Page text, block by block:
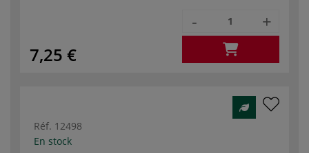
7,25 €
- +
Réf. 12498
En stock